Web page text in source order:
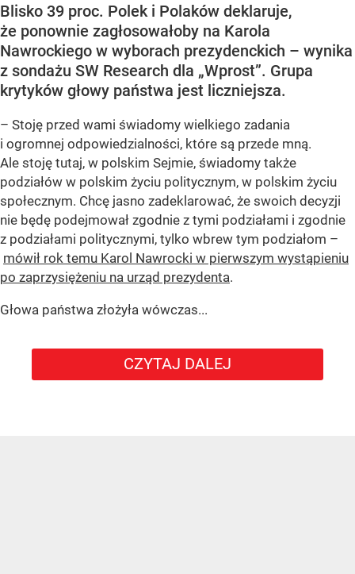
Blisko 39 proc. Polek i Polaków deklaruje,
że ponownie zagłosowałoby na Karola
Nawrockiego w wyborach prezydenckich – wynika
z sondażu SW Research dla „Wprost”. Grupa
krytyków głowy państwa jest liczniejsza.
– Stoję przed wami świadomy wielkiego zadania
i ogromnej odpowiedzialności, które są przede mną.
Ale stoję tutaj, w polskim Sejmie, świadomy także
podziałów w polskim życiu politycznym, w polskim życiu
społecznym. Chcę jasno zadeklarować, że swoich decyzji
nie będę podejmował zgodnie z tymi podziałami i zgodnie
z podziałami politycznymi, tylko wbrew tym podziałom –
mówił rok temu Karol Nawrocki w pierwszym wystąpieniu
po zaprzysiężeniu na urząd prezydenta.
Głowa państwa złożyła wówczas...
CZYTAJ DALEJ